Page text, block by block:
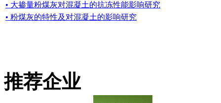
• 大掺量粉煤灰对混凝土的抗冻性能影响研究
• 粉煤灰的特性及对混凝土的影响研究
推荐企业